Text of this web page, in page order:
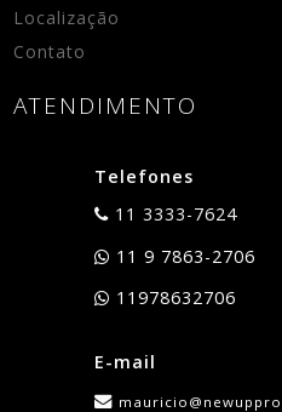
Localização
Contato
ATENDIMENTO
Telefones
11 3333-7624
11 9 7863-2706
11978632706
E-mail